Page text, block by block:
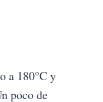
a 180°C y
poco de